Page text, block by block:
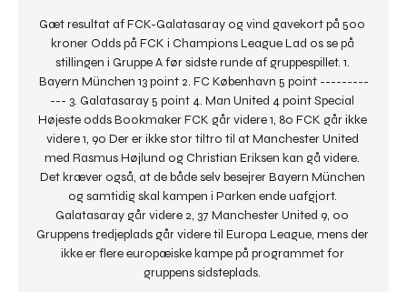
Gæt resultat af FCK-Galatasaray og vind gavekort på 500
kroner Odds på FCK i Champions League Lad os se på
stillingen i Gruppe A før sidste runde af gruppespillet. 1.
Bayern München 13 point 2. FC København 5 point ---------
--- 3. Galatasaray 5 point 4. Man United 4 point Special
Højeste odds Bookmaker FCK går videre 1, 80 FCK går ikke
videre 1, 90 Der er ikke stor tiltro til at Manchester United
med Rasmus Højlund og Christian Eriksen kan gå videre.
Det kræver også, at de både selv besejrer Bayern München
og samtidig skal kampen i Parken ende uafgjort.
Galatasaray går videre 2, 37 Manchester United 9, 00
Gruppens tredjeplads går videre til Europa League, mens der
ikke er flere europæiske kampe på programmet for
gruppens sidsteplads.